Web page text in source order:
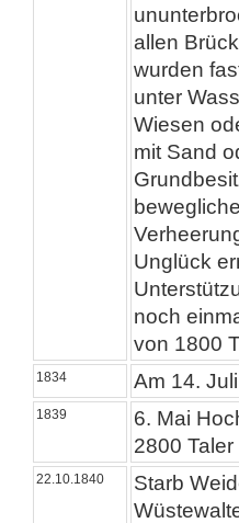
allen
wurden
unter
Wiesen
mit Sand
Unglück
noch
von 1800
1834 Am 14.
1839
6. Mai
2800 Taler
22.10.1840
Starb